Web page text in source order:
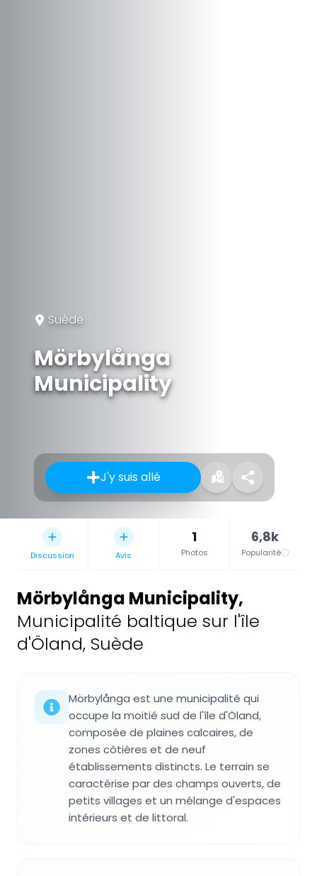
Suède
Mörbylånga
Municipality
J'y suis allé
Discussion Avis
1
Photos
6,8k
Popularité
Mörbylånga Municipality,
Municipalité baltique sur l'île
d'Öland, Suède
Mörbylånga est une municipalité qui
occupe la moitié sud de l'île d'Öland,
composée de plaines calcaires, de
zones côtières et de neuf
établissements distincts. Le terrain se
caractérise par des champs ouverts, de
petits villages et un mélange d'espaces
intérieurs et de littoral.